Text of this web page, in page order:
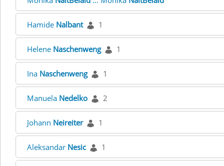
Hamide Nalbant 1
Helene Naschenweng 1
Ina Naschenweng 1
Manuela Nedelko 2
Johann Neireiter 1
Aleksandar Nesic 1